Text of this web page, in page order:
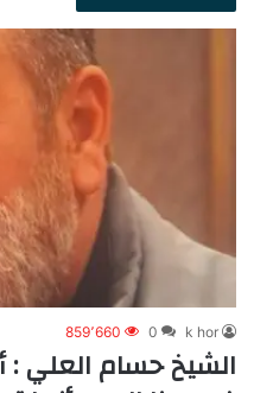
k hor
0 859٬660
الشيخ حسام العلي :